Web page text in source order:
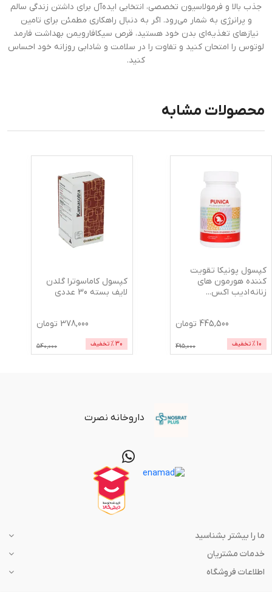
جذب بالا و فرمولاسیون تخصصی، انتخابی ایده‌آل برای داشتن زندگی سالم
و پرانرژی به شمار می‌رود. اگر به دنبال راهکاری مطمئن برای تامین
نیازهای تغذیه‌ای بدن خود هستید، قرص سیکافارویمن بهداشت فارمد
لوتوس را امتحان کنید و تفاوت را در سلامت و شادابی روزانه خود احساس
کنید.
محصولات مشابه
کپسول پونیکا تقویت
کننده هورمون های
زنانه ادیب اکس...
445,500 تومان
10 % تخفیف 495,000
کپسول کاماسوترا گلدن
لایف بسته 30 عددی
378,000 تومان
30 % تخفیف 540,000
داروخانه نصرت
ما را بیشتر بشناسید
خدمات مشتریان
اطلاعات فروشگاه